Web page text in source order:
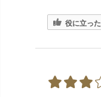
役に立った